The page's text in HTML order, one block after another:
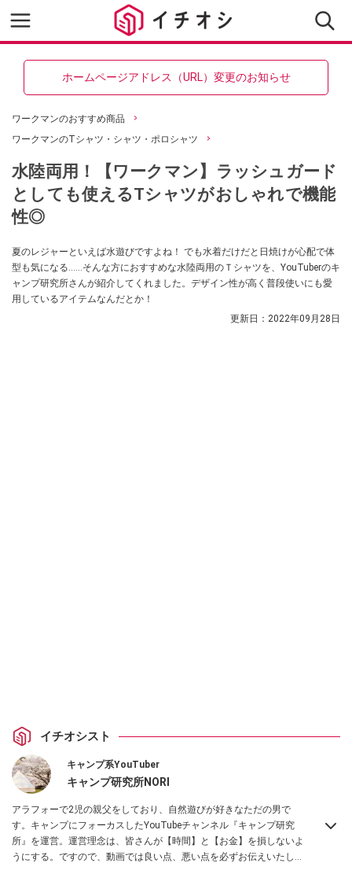
ホームページアドレス（URL）変更のお知らせ
ワークマンのおすすめ商品
ワークマンのTシャツ・シャツ・ポロシャツ
水陸両用！【ワークマン】ラッシュガード
としても使えるTシャツがおしゃれで機能
性◎
夏のレジャーといえば水遊びですよね！ でも水着だけだと日焼けが心配で体
型も気になる……そんな方におすすめな水陸両用のＴシャツを、YouTuberのキ
ャンプ研究所さんが紹介してくれました。デザイン性が高く普段使いにも愛
用しているアイテムなんだとか！
更新日： 2022年09月28日
イチオシスト
キャンプ系YouTuber
キャンプ研究所NORI
アラフォーで2児の親父をしており、自然遊びが好きなただの男で
す。キャンプにフォーカスしたYouTubeチャンネル『キャンプ研究
所』を運営。運営理念は、皆さんが【時間】と【お金】を損しないよ
うにする。ですので、動画では良い点、悪い点を必ずお伝えいたしま